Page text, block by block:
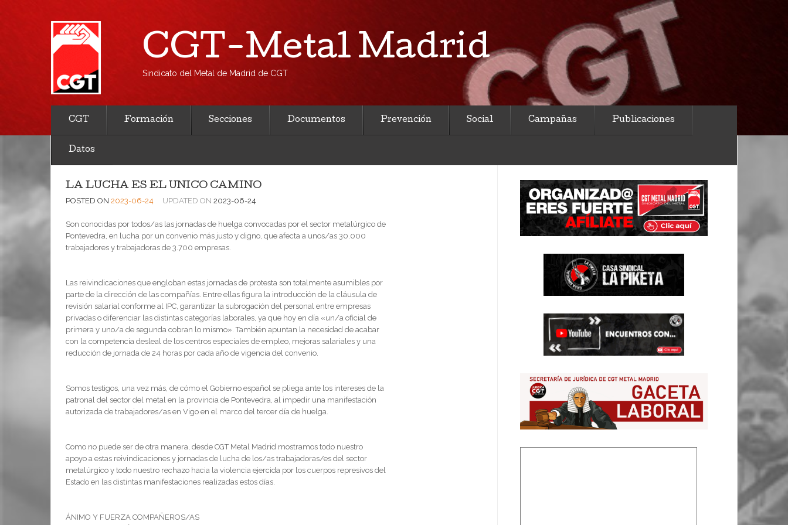
CGT-Metal Madrid
Sindicato del Metal de Madrid de CGT
CGT Formación Secciones Documentos Prevención Social Campañas Publicaciones
Datos
LA LUCHA ES EL ÚNICO CAMINO
POSTED ON 2023-06-24 UPDATED ON 2023-06-24
Son conocidas por todos/as las jornadas de huelga convocadas por el sector metalúrgico de
Pontevedra, en lucha por un convenio más justo y digno, que afecta a unos/as 30.000
trabajadores y trabajadoras de 3.700 empresas.
Las reivindicaciones que engloban estas jornadas de protesta son totalmente asumibles por
parte de la dirección de las compañías. Entre ellas figura la introducción de la cláusula de
revisión salarial conforme al IPC, garantizar la subrogación del personal entre empresas
privadas o diferenciar las distintas categorías laborales, ya que hoy en día «un/a oficial de
primera y uno/a de segunda cobran lo mismo». También apuntan la necesidad de acabar
con la competencia desleal de los centros especiales de empleo, mejoras salariales y una
reducción de jornada de 24 horas por cada año de vigencia del convenio.
Somos testigos, una vez más, de cómo el Gobierno español se pliega ante los intereses de la
patronal del sector del metal en la provincia de Pontevedra, al impedir una manifestación
autorizada de trabajadores/as en Vigo en el marco del tercer día de huelga.
Como no puede ser de otra manera, desde CGT Metal Madrid mostramos todo nuestro
apoyo a estas reivindicaciones y jornadas de lucha de los/as trabajadoras/es del sector
metalúrgico y todo nuestro rechazo hacia la violencia ejercida por los cuerpos represivos del
Estado en las distintas manifestaciones realizadas estos días.
ÁNIMO Y FUERZA COMPAÑEROS/AS